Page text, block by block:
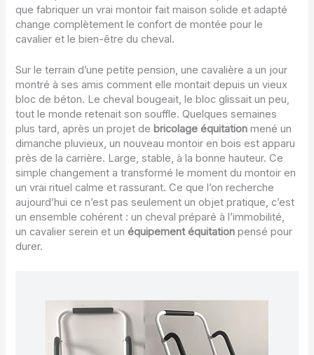
que fabriquer un vrai montoir fait maison solide et adapté
change complètement le confort de montée pour le
cavalier et le bien-être du cheval.
Sur le terrain d’une petite pension, une cavalière a un jour
montré à ses amis comment elle montait depuis un vieux
bloc de béton. Le cheval bougeait, le bloc glissait un peu,
tout le monde retenait son souffle. Quelques semaines
plus tard, après un projet de bricolage équitation mené un
dimanche pluvieux, un nouveau montoir en bois est apparu
près de la carrière. Large, stable, à la bonne hauteur. Ce
simple changement a transformé le moment du montoir en
un vrai rituel calme et rassurant. Ce que l’on recherche
aujourd’hui ce n’est pas seulement un objet pratique, c’est
un ensemble cohérent : un cheval préparé à l’immobilité,
un cavalier serein et unéquipement équitation pensé pour
durer.